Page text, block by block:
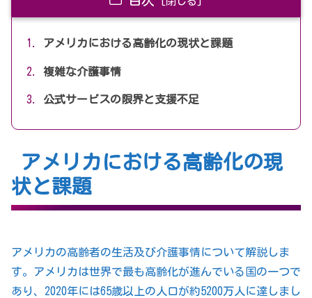
アメリカにおける高齢化の現状と課題
複雑な介護事情
公式サービスの限界と支援不足
アメリカにおける高齢化の現
状と課題
アメリカの高齢者の生活及び介護事情について解説しま
す。アメリカは世界で最も高齢化が進んでいる国の一つで
あり、2020年には65歳以上の人口が約5200万人に達しまし